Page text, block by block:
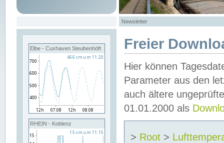
Newsletter
Elbe - Cuxhaven Steubenhöft
RHEIN - Koblenz
Freier
Hier können
Parameter aus den
auch ältere
01.01.2000 als
> Root >